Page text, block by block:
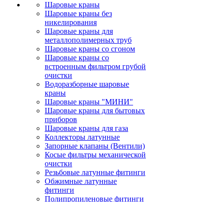
Шаровые краны
Шаровые краны без
никелирования
Шаровые краны для
металлополимерных труб
Шаровые краны со сгоном
Шаровые краны со
встроенным фильтром грубой
очистки
Водоразборные шаровые
краны
Шаровые краны "МИНИ"
Шаровые краны для бытовых
приборов
Шаровые краны для газа
Коллекторы латунные
Запорные клапаны (Вентили)
Косые фильтры механической
очистки
Резьбовые латунные фитинги
Обжимные латунные
фитинги
Полипропиленовые фитинги